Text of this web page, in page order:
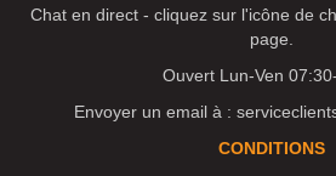
Chat en direct - cliquez sur l'icône de
page.
Ouvert Lun-Ven
Envoyer un email à :
CONDITIONS